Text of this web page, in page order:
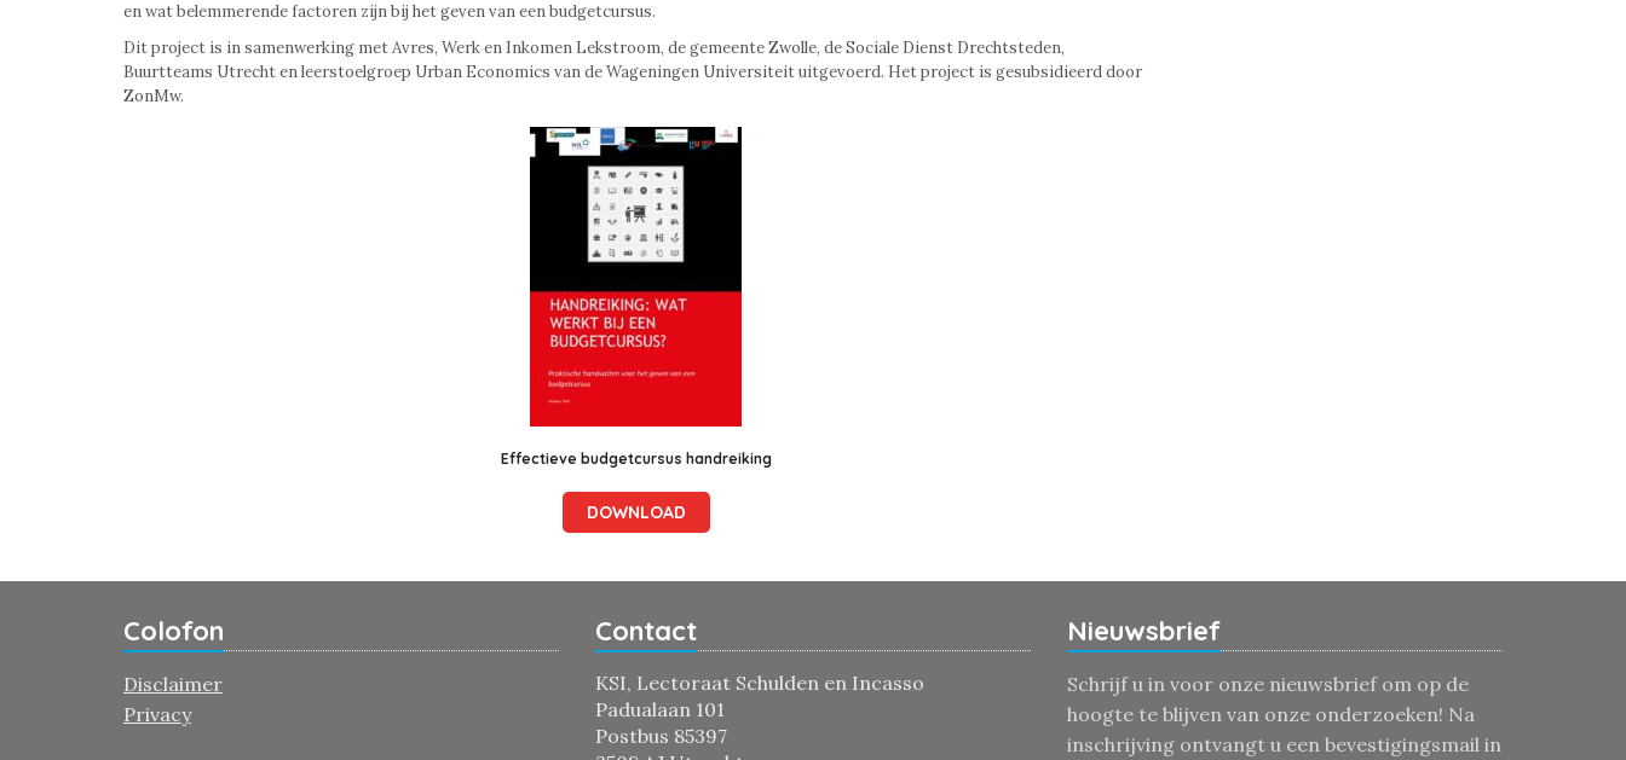
en wat belemmerende factoren zijn bij het geven van een budgetcursus.
Dit project is in samenwerking met Avres, Werk en Inkomen Lekstroom, de gemeente Zwolle, de Sociale Dienst Drechtsteden,
Buurtteams Utrecht en leerstoelgroep Urban Economics van de Wageningen Universiteit uitgevoerd. Het project is gesubsidieerd door
ZonMw.
Effectieve budgetcursus handreiking
DOWNLOAD
Colofon
Disclaimer
Privacy
Contact
KSI, Lectoraat Schulden en Incasso
Padualaan 101
Postbus 85397
Nieuwsbrief
Schrijf u in voor onze nieuwsbrief om op de
hoogte te blijven van onze onderzoeken! Na
inschrijving ontvangt u een bevestigingsmail in